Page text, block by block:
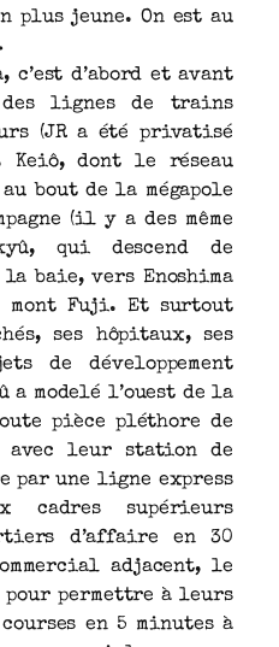
plus jeune. On est au
c’est d’abord et avant
lignes de trains
(JR a été privatisé
Keiô, dont le réseau
bout de la mégapole
(il y a des même
qui descend de
baie, vers Enoshima
Fuji. Et surtout
ses hôpitaux, ses
de développement
modelé l’ouest de la
pièce pléthore de
leur station de
une ligne express
cadres supérieurs
d’affaire en 30
adjacent, le
pour permettre à leurs
en 5 minutes à